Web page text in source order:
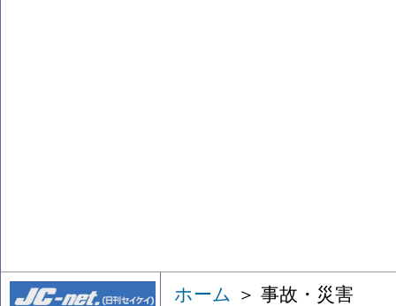
ホーム ＞ 事故・災害